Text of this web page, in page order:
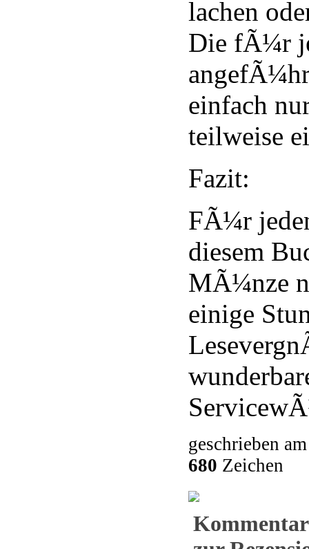
lachen
Die fÃ¼r
einfach
teilweise
Fazit:
FÃ¼r
diesem
MÃ¼nze
einige
geschrieben
680 Zeichen